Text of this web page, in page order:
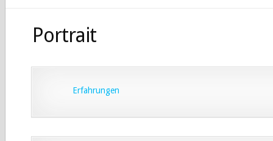
Portrait
Erfahrungen